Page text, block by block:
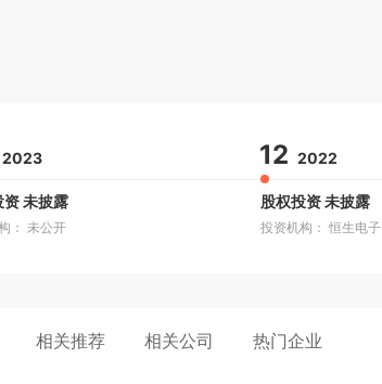
2023
资 未披露
： 未公开
12 2022
股权投资 未披露
投资机构： 恒生电子
相关推荐 相关公司 热门企业